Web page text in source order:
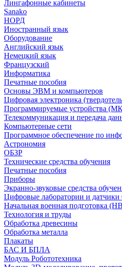
Лингафонные кабинеты
Sanako
НОРД
Иностранный язык
Оборудование
Английский язык
Немецкий язык
Французский
Информатика
Печатные пособия
Основы ЭВМ и компьютеров
Цифровая электроника
Программируемые устройства
Телекоммуникация и передача
Компьютерные сети
Программное обеспечение по
Астрономия
ОБЗР
Технические средства обучения
Печатные пособия
Приборы
Экранно-звуковые средства
Цифровые лаборатории и
Начальная военная подготовка
Технология и труды
Обработка древесины
Обработка металла
Плакаты
БАС И БПЛА
Модуль Робототехника